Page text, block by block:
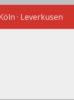
· Leverkusen